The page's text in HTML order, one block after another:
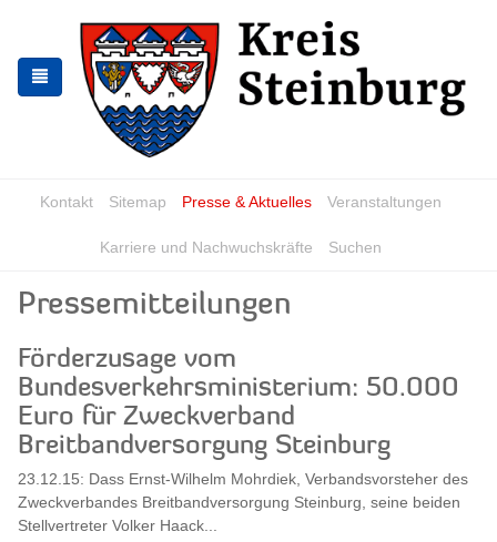
springen
springen
Kontakt Sitemap Presse & Aktuelles Veranstaltungen
Karriere und Nachwuchskräfte Suchen
Pressemitteilungen
Förderzusage vom
Bundesverkehrsministerium: 50.000
Euro für Zweckverband
Breitbandversorgung Steinburg
23.12.15: Dass Ernst-Wilhelm Mohrdiek, Verbandsvorsteher des
Zweckverbandes Breitbandversorgung Steinburg, seine beiden
Stellvertreter Volker Haack...